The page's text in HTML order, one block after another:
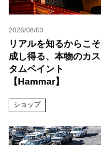
2026/08/03
リアルを知るからこそ
成し得る、本物のカス
タムペイント
【Hammar】
ショップ